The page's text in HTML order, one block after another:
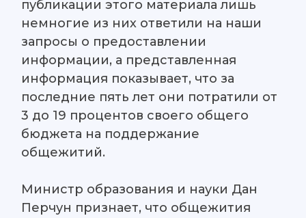
публикации этого материала лишь
немногие из них ответили на наши
запросы о предоставлении
информации, а представленная
информация показывает, что за
последние пять лет они потратили от
3 до 19 процентов своего общего
бюджета на поддержание
общежитий.
Министр образования и науки Дан
Перчун признает, что общежития